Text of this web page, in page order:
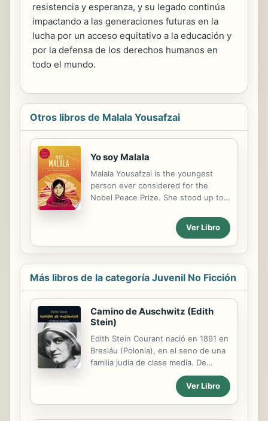
resistencia y esperanza, y su legado continúa
impactando a las generaciones futuras en la
lucha por un acceso equitativo a la educación y
por la defensa de los derechos humanos en
todo el mundo.
Otros libros de Malala Yousafzai
Yo soy Malala
Malala Yousafzai is the youngest
person ever considered for the
Nobel Peace Prize. She stood up to
life. She shares her amazing story in
her own words and proves that one
person, no matter her age, can
change the world.
Ver Libro
Más libros de la categoría Juvenil No Ficción
Camino de Auschwitz (Edith
Stein)
Edith Stein Courant nació en 1891 en
Bresláu (Polonia), en el seno de una
familia judía de clase media. De
voluntarioso, Edith pronto destacó
en la escuela por su compañerismo e
Ver Libro